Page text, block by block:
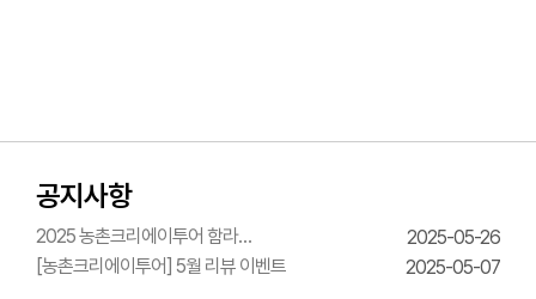
공지사항
2025 농촌크리에이투어 함라
한옥체험관 웨딩의상체험
2025-05-26
[농촌크리에이투어] 5월 리뷰 이벤트
2025-05-07